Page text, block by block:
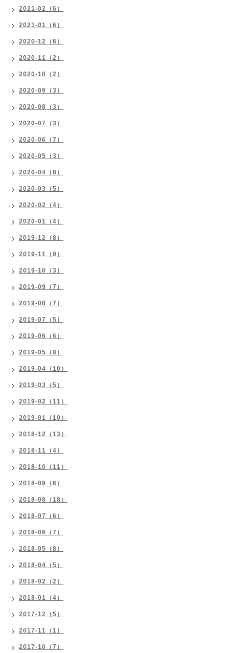
2021-02（6）
2021-01（6）
2020-12（6）
2020-11（2）
2020-10（2）
2020-09（3）
2020-08（3）
2020-07（3）
2020-06（7）
2020-05（3）
2020-04（8）
2020-03（5）
2020-02（4）
2020-01（4）
2019-12（8）
2019-11（9）
2019-10（3）
2019-09（7）
2019-08（7）
2019-07（5）
2019-06（6）
2019-05（8）
2019-04（10）
2019-03（5）
2019-02（11）
2019-01（10）
2018-12（13）
2018-11（4）
2018-10（11）
2018-09（6）
2018-08（18）
2018-07（6）
2018-06（7）
2018-05（8）
2018-04（5）
2018-02（2）
2018-01（4）
2017-12（5）
2017-11（1）
2017-10（7）